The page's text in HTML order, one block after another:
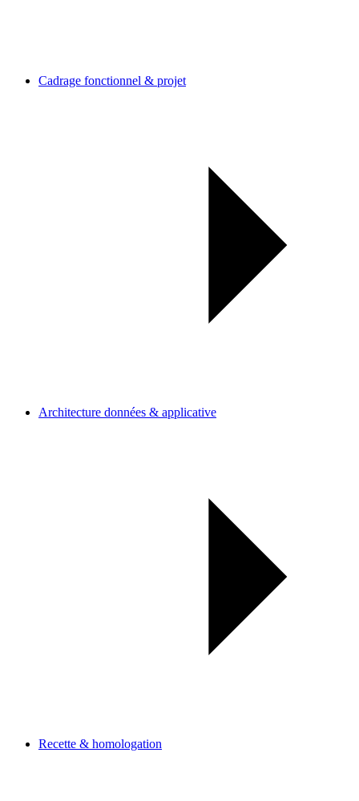
Cadrage fonctionnel & projet
Architecture données & applicative
Recette & homologation